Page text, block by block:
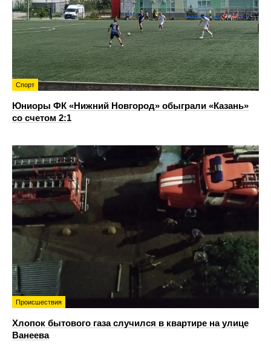
Спорт
Юниоры ФК «Нижний Новгород» обыграли «Казань»
со счетом 2:1
Происшествия
Хлопок бытового газа случился в квартире на улице
Ванеева